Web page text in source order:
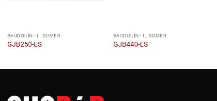
BAUDOUIN - L. SOMER
GJB250-LS
BAUDOUIN - L. SOMER
GJB440-LS